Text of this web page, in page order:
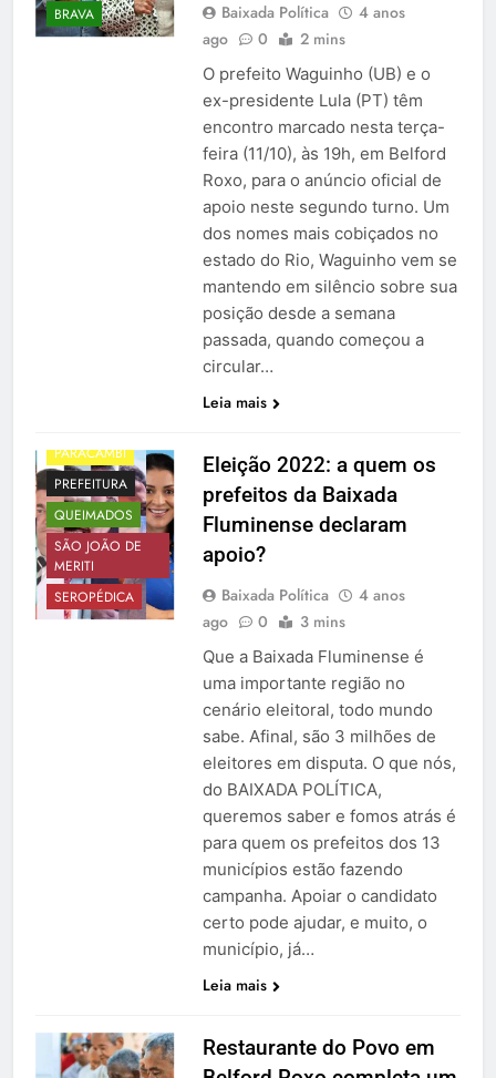
BRAVA
Baixada Política
4 anos
ago
0 2 mins
O prefeito Waguinho (UB) e o
ex-presidente Lula (PT) têm
encontro marcado nesta terça-
feira (11/10), às 19h, em Belford
Roxo, para o anúncio oficial de
apoio neste segundo turno. Um
dos nomes mais cobiçados no
estado do Rio, Waguinho vem se
mantendo em silêncio sobre sua
posição desde a semana
passada, quando começou a
circular…
Leia mais
PARACAMBI
PREFEITURA
QUEIMADOS
SÃO JOÃO DE
MERITI
SEROPÉDICA
Eleição 2022: a quem os
prefeitos da Baixada
Fluminense declaram
apoio?
Baixada Política
4 anos
ago
0 3 mins
Que a Baixada Fluminense é
uma importante região no
cenário eleitoral, todo mundo
sabe. Afinal, são 3 milhões de
eleitores em disputa. O que nós,
do BAIXADA POLÍTICA,
queremos saber e fomos atrás é
para quem os prefeitos dos 13
municípios estão fazendo
campanha. Apoiar o candidato
certo pode ajudar, e muito, o
município, já…
Leia mais
Restaurante do Povo em